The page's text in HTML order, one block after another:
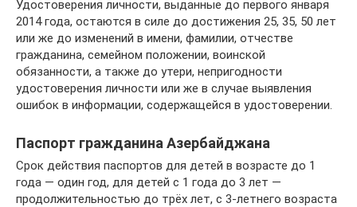
Удостоверения личности, выданные до первого января
2014 года, остаются в силе до достижения 25, 35, 50 лет
или же до изменений в имени, фамилии, отчестве
гражданина, семейном положении, воинской
обязанности, а также до утери, непригодности
удостоверения личности или же в случае выявления
ошибок в информации, содержащейся в удостоверении.
Паспорт гражданина Азербайджана
Срок действия паспортов для детей в возрасте до 1
года — один год, для детей с 1 года до 3 лет —
продолжительностью до трёх лет, с 3-летнего возраста